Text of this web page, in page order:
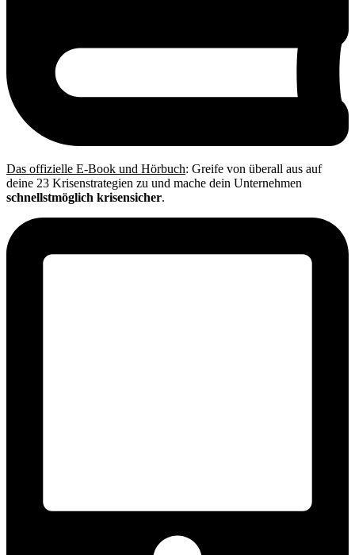
Das offizielle E-Book und Hörbuch: Greife von überall aus auf
deine 23 Krisenstrategien zu und mache dein Unternehmen
schnellstmöglich krisensicher.